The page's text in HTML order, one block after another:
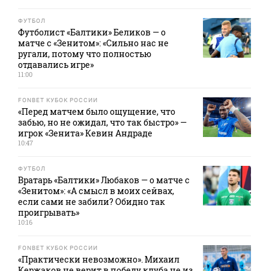
ФУТБОЛ
Футболист «Балтики» Беликов — о
матче с «Зенитом»: «Сильно нас не
ругали, потому что полностью
отдавались игре»
11:00
FONBET КУБОК РОССИИ
«Перед матчем было ощущение, что
забью, но не ожидал, что так быстро» —
игрок «Зенита» Кевин Андраде
10:47
ФУТБОЛ
Вратарь «Балтики» Любаков — о матче с
«Зенитом»: «А смысл в моих сейвах,
если сами не забили? Обидно так
проигрывать»
10:16
FONBET КУБОК РОССИИ
«Практически невозможно». Михаил